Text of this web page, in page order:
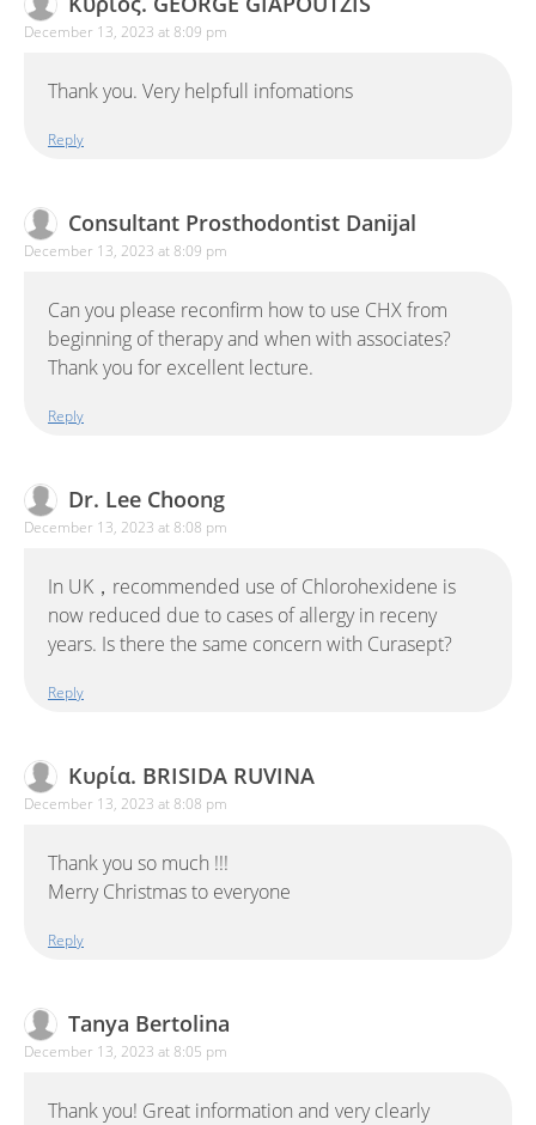
December 13, 2023 at 8:09 pm
Thank you. Very helpfull infomations
Reply
Consultant Prosthodontist Danijal
December 13, 2023 at 8:09 pm
Can you please reconfirm how to use CHX from
beginning of therapy and when with associates?
Thank you for excellent lecture.
Reply
Dr. Lee Choong
December 13, 2023 at 8:08 pm
In UK，recommended use of Chlorohexidene is
now reduced due to cases of allergy in receny
years. Is there the same concern with Curasept?
Reply
Κυρία. BRISIDA RUVINA
December 13, 2023 at 8:08 pm
Thank you so much !!!
Merry Christmas to everyone
Reply
Tanya Bertolina
December 13, 2023 at 8:05 pm
Thank you! Great information and very clearly